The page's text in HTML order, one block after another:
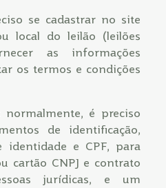
se cadastrar no site
local do leilão (leilões
as informações
os termos e condições
normalmente, é preciso
de identificação,
identidade e CPF, para
cartão CNPJ e contrato
jurídicas, e um